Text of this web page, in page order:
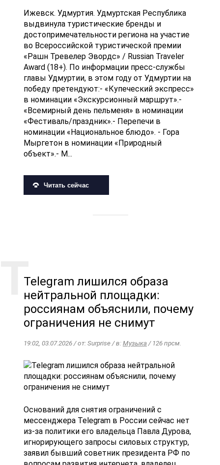
Ижевск. Удмуртия. Удмуртская Республика
выдвинула туристические бренды и
достопримечательности региона на участие
во Всероссийской туристической премии
«Рашн Тревелер Эвордс» / Russian Traveler
Award (18+). По информации пресс-службы
главы Удмуртии, в этом году от Удмуртии на
победу претендуют:- «Купеческий экспресс»
в номинации «Экскурсионный маршрут».-
«Всемирный день пельменя» в номинации
«Фестиваль/праздник».- Перепечи в
номинации «Национальное блюдо». - Гора
Мыргетон в номинации «Природный
объект».- М...
Читать сейчас
Telegram лишился образа
нейтральной площадки:
россиянам объяснили, почему
ограничения не снимут
19:02, 03.07.2026 / от: Surprise / в:Музыка/ 126 прсм.
Оснований для снятия ограничений с
мессенджера Telegram в России сейчас нет
из-за политики его владельца Павла Дурова,
игнорирующего запросы силовых структур,
заявил бывший советник президента РФ по